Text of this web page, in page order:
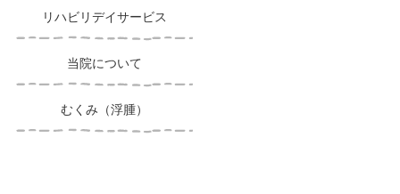
リハビリデイサービス
当院について
むくみ（浮腫）